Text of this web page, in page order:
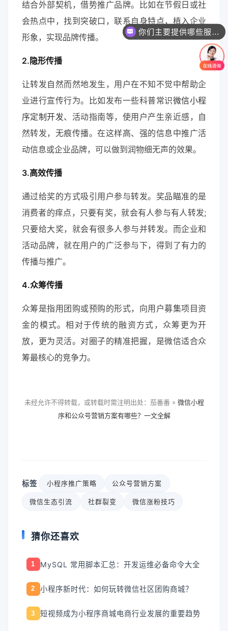
结合外部契机，借势推广品牌。比如在节假日或社
会热点中，找到突破口，联系自身特点，植入企业
形象，实现品牌传播。
2.隐形传播
让转发自然而然地发生，用户在不知不觉中帮助企
业进行宣传行为。比如发布一些科普常识微信小程
序定制开发、活动指南等，使用户产生亲近感，自
然转发，无痕传播。在这样高、强的信息中推广活
动信息或企业品牌，可以做到润物细无声的效果。
3.高效传播
通过给奖的方式吸引用户参与转发。奖品瞄准的是
消费者的痒点，只要有奖，就会有人参与有人转发;
只要给大奖，就会有很多人参与并转发。而企业和
活动品牌，就在用户的广泛参与下，得到了有力的
传播与推广。
4.众筹传播
众筹是指用团购或预购的形式，向用户募集项目资
金的模式。相对于传统的融资方式，众筹更为开
放，更为灵活。对圈子的精准把握，是微信适合众
筹最核心的竞争力。
未经允许不得转载，或转载时需注明出处：茄番番 » 微信小程
序和公众号营销方案有哪些？一文全解
标签 小程序推广策略 公众号营销方案
微信生态引流 社群裂变 微信涨粉技巧
猜你还喜欢
1 MySQL 常用脚本汇总：开发运维必备命令大全
2 小程序新时代：如何玩转微信社区团购商城？
3 短视频成为小程序商城电商行业发展的重要趋势
你们主要提供哪些服务？可以根据需求定制吗？